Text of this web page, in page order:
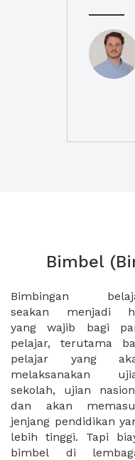
Bimbel
Bimbingan
seakan menjadi
yang wajib bagi
pelajar, terutama
pelajar yang
melaksanakan
sekolah, ujian
dan akan
jenjang pendidikan
lebih tinggi. Tapi
bimbel di
teman-
sekolahnya
guru privat
membimbing
belajar setelah
sekolah berakhir.
itu, dengan
tutor, pelajar
dibantu
menjawab soal
guru di sekolah.